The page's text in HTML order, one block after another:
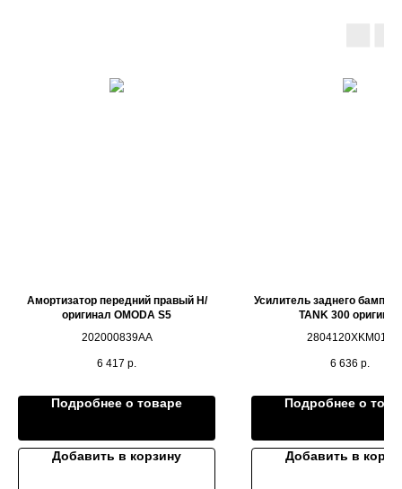
Амортизатор передний правый Н/
оригинал OMODA S5
202000839AA
6 417 р.
Подробнее о товаре
Добавить в корзину
Усилитель заднего
TANK 300 оригинал
2804120XKM01A
6 636 р.
Подробнее о
Добавить в